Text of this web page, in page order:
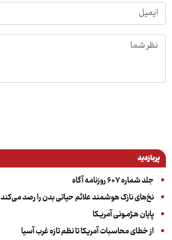
پربازدید
جلد شماره ۶۰۷ روزنامه آگاه
نخ‌های نازک هوشمند علائم حیاتی بدن را رصد می‌کند
پایان هـژمـونی آمریـکا
از خطای محاسبات آمریکا تا نظم تازه غرب آسیا